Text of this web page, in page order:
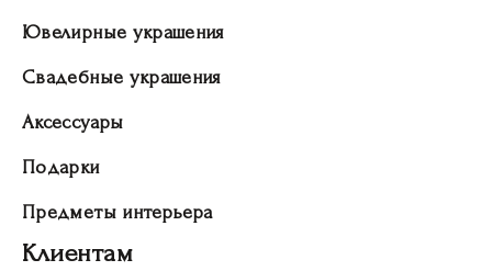
Ювелирные украшения
Свадебные украшения
Аксессуары
Подарки
Предметы интерьера
Клиентам